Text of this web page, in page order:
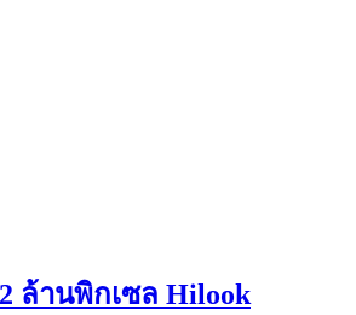
ล้านพิกเซล Hilook